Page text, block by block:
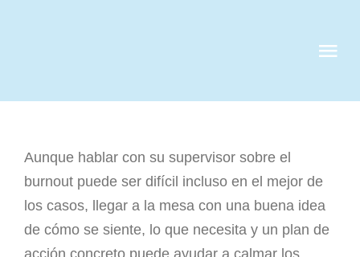
SERVICIOS
Aunque hablar con su supervisor sobre el
burnout puede ser difícil incluso en el mejor de
los casos, llegar a la mesa con una buena idea
de cómo se siente, lo que necesita y un plan de